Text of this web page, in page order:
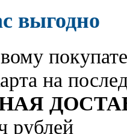
выгодно
на
рублей